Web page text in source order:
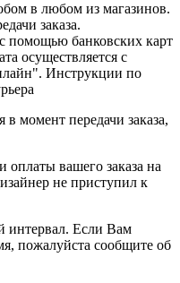
в любом из магазинов.
заказа.
помощью банковских карт
осуществляется с
Инструкции по
момент передачи заказа,
оплаты вашего заказа на
не приступил к
интервал. Если Вам
пожалуйста сообщите об